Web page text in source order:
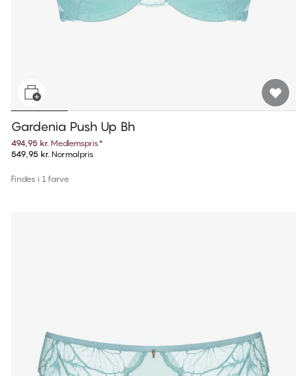
Gardenia Push Up Bh
494,95 kr. Medlemspris*
549,95 kr. Normalpris
Findes i 1 farve